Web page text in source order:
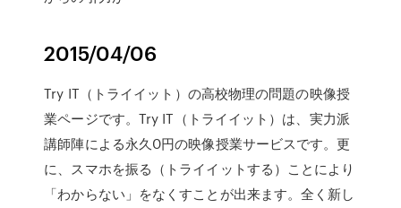
2015/04/06
Try IT（トライイット）の高校物理の問題の映像授
業ページです。Try IT（トライイット）は、実力派
講師陣による永久0円の映像授業サービスです。更
に、スマホを振る（トライイットする）ことにより
「わからない」をなくすことが出来ます。全く新し